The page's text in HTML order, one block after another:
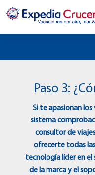
Acerca de nosotros
Comunícate
Paso 3:
Si te apasionan
sistema
consultor de
ofrecerte todas
tecnología líder en el
de la marca y el